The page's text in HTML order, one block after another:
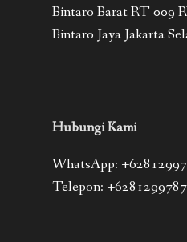
Bintaro Barat RT 009
Bintaro Jaya Jakarta
Hubungi Kami
WhatsApp:
Telepon: